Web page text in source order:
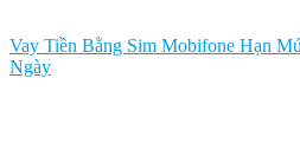
Vay Tiền Bằng Sim Mobifone Hạn
Ngày